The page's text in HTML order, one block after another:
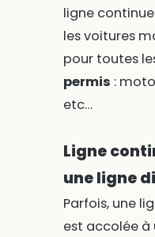
ligne
les voitures
pour toutes
permis :
etc…
Ligne
une ligne
Parfois, une
est accolée à